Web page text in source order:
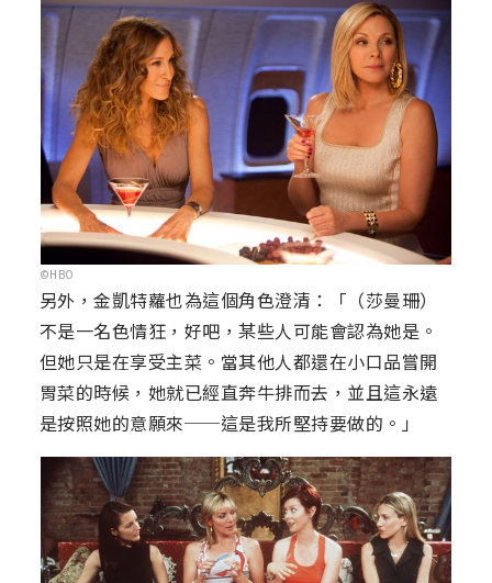
©HBO
另外，金凱特蘿也為這個角色澄清：「（莎曼珊）
不是一名色情狂，好吧，某些人可能會認為她是。
但她只是在享受主菜。當其他人都還在小口品嘗開
胃菜的時候，她就已經直奔牛排而去，並且這永遠
是按照她的意願來──這是我所堅持要做的。」